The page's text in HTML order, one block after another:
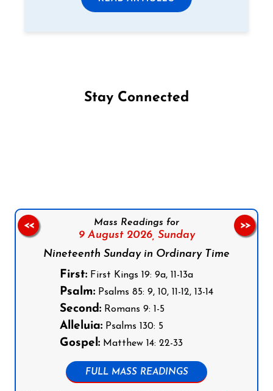
Stay Connected
Mass Readings for
9 August 2026, Sunday
Nineteenth Sunday in Ordinary Time
First: First Kings 19: 9a, 11-13a
Psalm: Psalms 85: 9, 10, 11-12, 13-14
Second: Romans 9: 1-5
Alleluia: Psalms 130: 5
Gospel: Matthew 14: 22-33
FULL MASS READINGS
<< >>